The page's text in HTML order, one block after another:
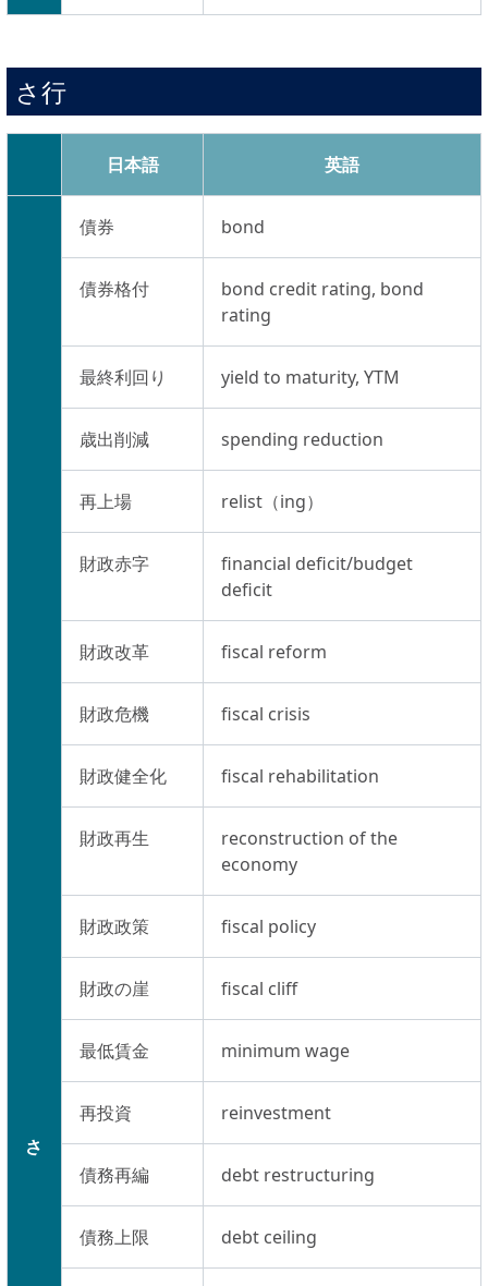
さ行
日本語 英語
さ
債券 bond
債券格付
bond credit rating, bond
rating
最終利回り yield to maturity, YTM
歳出削減 spending reduction
再上場 relist（ing）
財政赤字
financial deficit/budget
deficit
財政改革 fiscal reform
財政危機 fiscal crisis
財政健全化 fiscal rehabilitation
財政再生
reconstruction of the
economy
財政政策 fiscal policy
財政の崖 fiscal cliff
最低賃金 minimum wage
再投資 reinvestment
債務再編 debt restructuring
債務上限 debt ceiling